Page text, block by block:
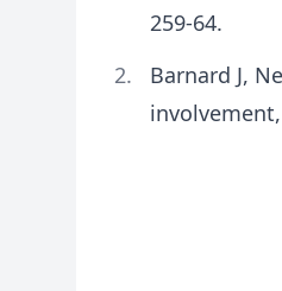
259-64.
Barnard J,